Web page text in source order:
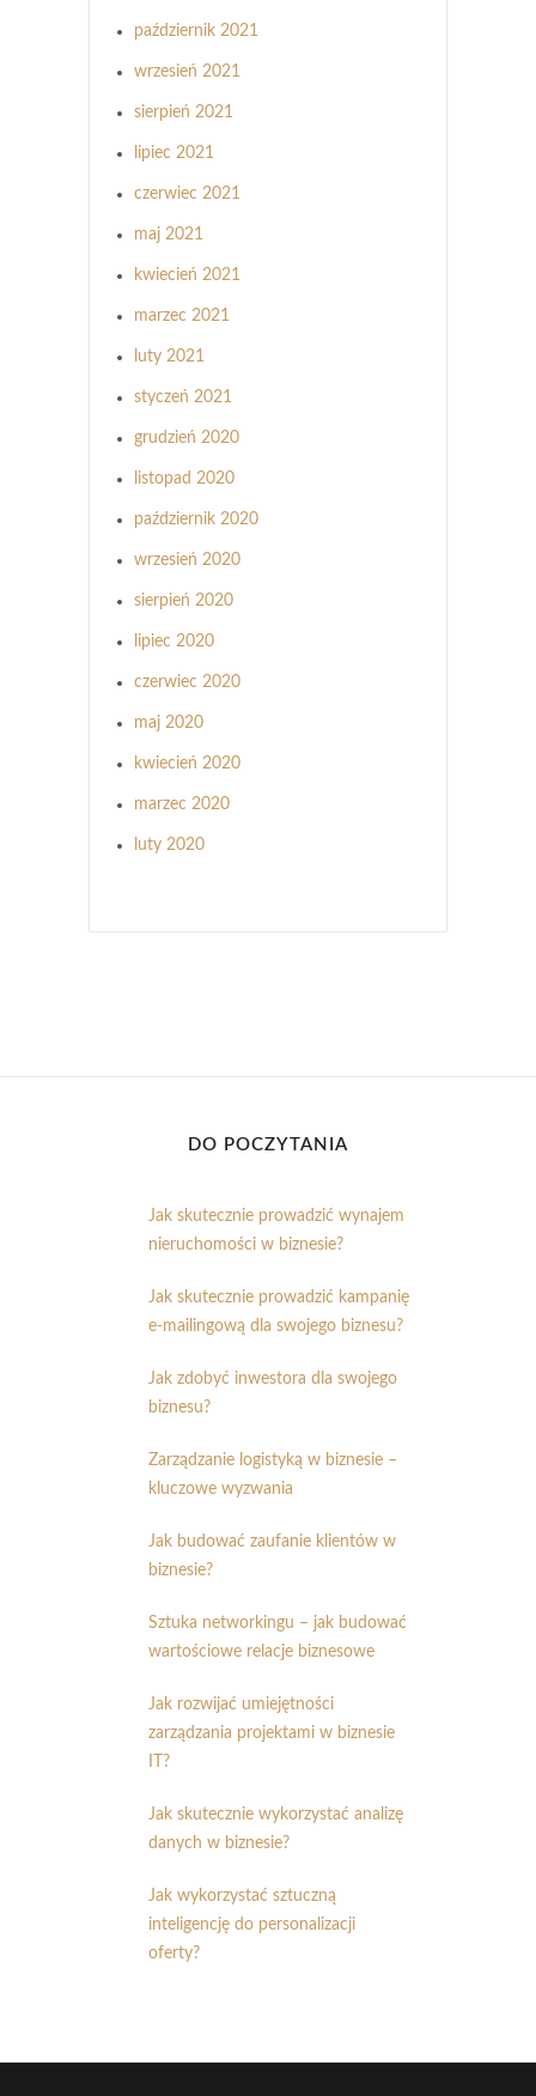
październik 2021
wrzesień 2021
sierpień 2021
lipiec 2021
czerwiec 2021
maj 2021
kwiecień 2021
marzec 2021
luty 2021
styczeń 2021
grudzień 2020
listopad 2020
październik 2020
wrzesień 2020
sierpień 2020
lipiec 2020
czerwiec 2020
maj 2020
kwiecień 2020
marzec 2020
luty 2020
DO POCZYTANIA
Jak skutecznie prowadzić wynajem
nieruchomości w biznesie?
Jak skutecznie prowadzić kampanię
e-mailingową dla swojego biznesu?
Jak zdobyć inwestora dla swojego
biznesu?
Zarządzanie logistyką w biznesie –
kluczowe wyzwania
Jak budować zaufanie klientów w
biznesie?
Sztuka networkingu – jak budować
wartościowe relacje biznesowe
Jak rozwijać umiejętności
zarządzania projektami w biznesie
IT?
Jak skutecznie wykorzystać analizę
danych w biznesie?
Jak wykorzystać sztuczną
inteligencję do personalizacji
oferty?